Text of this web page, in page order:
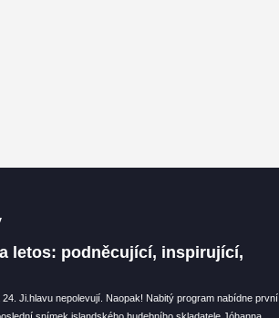
letos: podněcující, inspirující,
Ji.hlavu nepolevují. Naopak! Nabitý program nabídne první